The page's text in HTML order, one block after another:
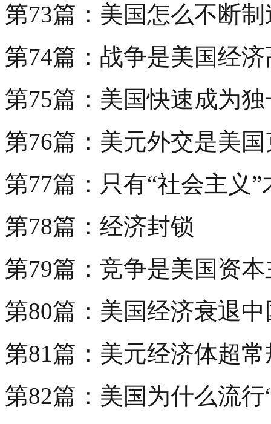
第73篇：美国怎么不断
第74篇：战争是美国经
第75篇：美国快速成为
第76篇：美元外交是美
第77篇：只有“社会主义
第78篇：经济封锁
第79篇：竞争是美国资
第80篇：美国经济衰退
第81篇：美元经济体超
第82篇：美国为什么流行